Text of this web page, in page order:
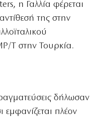
η Γαλλία φέρεται
της στην
T στην Τουρκία.
δήλωσαν
εμφανίζεται πλέον